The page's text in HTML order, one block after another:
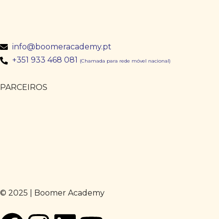
info@boomeracademy.pt
+351 933 468 081 (Chamada para rede móvel nacional)
PARCEIROS
© 2025 | Boomer Academy